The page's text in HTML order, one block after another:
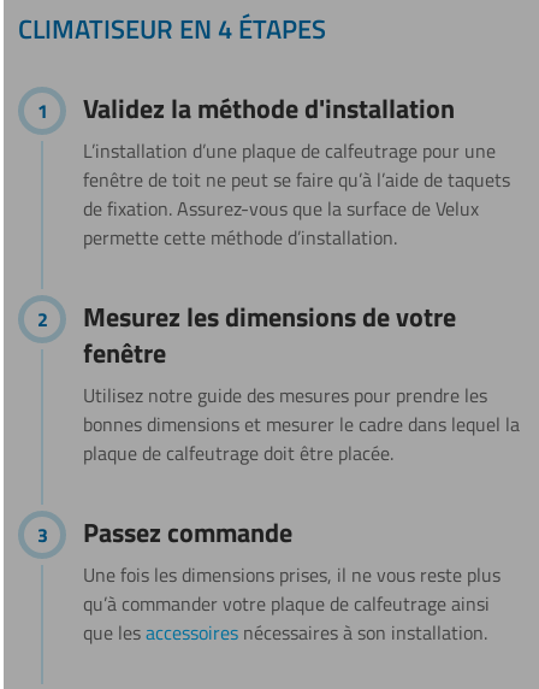
CLIMATISEUR EN 4 ÉTAPES
Validez la méthode d'installation
L’installation d’une plaque de calfeutrage pour une
fenêtre de toit ne peut se faire qu’à l’aide de taquets
de fixation. Assurez-vous que la surface de Velux
permette cette méthode d’installation.
Mesurez les dimensions de votre
fenêtre
Utilisez notre guide des mesures pour prendre les
bonnes dimensions et mesurer le cadre dans lequel la
plaque de calfeutrage doit être placée.
Passez commande
Une fois les dimensions prises, il ne vous reste plus
qu’à commander votre plaque de calfeutrage ainsi
que lesaccessoires nécessaires à son installation.